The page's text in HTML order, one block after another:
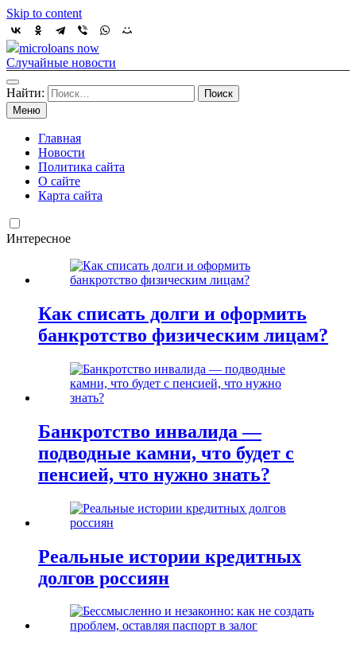
Skip to content
microloans now
Случайные новости
Найти:
Меню
Главная
Новости
Политика сайта
О сайте
Карта сайта
Интересное
Как списать долги и оформить
банкротство физическим лицам?
Банкротство инвалида —
подводные камни, что будет с
пенсией, что нужно знать?
Реальные истории кредитных
долгов россиян